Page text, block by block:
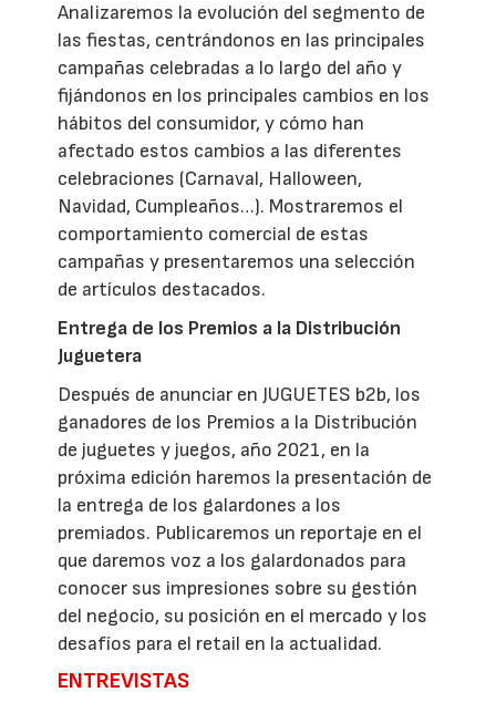
Analizaremos la evolución del segmento de
las fiestas, centrándonos en las principales
campañas celebradas a lo largo del año y
fijándonos en los principales cambios en los
hábitos del consumidor, y cómo han
afectado estos cambios a las diferentes
celebraciones (Carnaval, Halloween,
Navidad, Cumpleaños…). Mostraremos el
comportamiento comercial de estas
campañas y presentaremos una selección
de artículos destacados.
Entrega de los Premios a la Distribución
Juguetera
Después de anunciar en JUGUETES b2b, los
ganadores de los Premios a la Distribución
de juguetes y juegos, año 2021, en la
próxima edición haremos la presentación de
la entrega de los galardones a los
premiados. Publicaremos un reportaje en el
que daremos voz a los galardonados para
conocer sus impresiones sobre su gestión
del negocio, su posición en el mercado y los
desafíos para el retail en la actualidad.
ENTREVISTAS